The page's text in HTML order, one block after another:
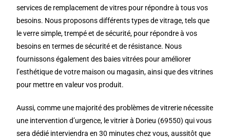
services de remplacement de vitres pour répondre à tous vos
besoins. Nous proposons différents types de vitrage, tels que
le verre simple, trempé et de sécurité, pour répondre à vos
besoins en termes de sécurité et de résistance. Nous
fournissons également des baies vitrées pour améliorer
l’esthétique de votre maison ou magasin, ainsi que des vitrines
pour mettre en valeur vos produit.
Aussi, comme une majorité des problèmes de vitrerie nécessite
une intervention d’urgence, le vitrier à Dorieu (69550) qui vous
sera dédié interviendra en 30 minutes chez vous, aussitôt que